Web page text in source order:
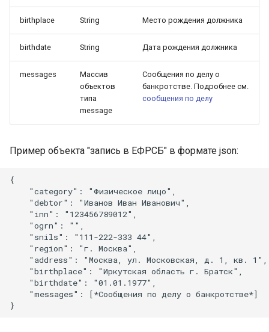
birthplace String Место рождения должника
birthdate String Дата рождения должника
messages
Массив
объектов
типа
message
Сообщения по делу о
банкротстве. Подробнее см.
сообщения по делу
Пример объекта "запись в ЕФРСБ" в формате json:
{
    "category": "Физическое лицо",
    "debtor": "Иванов Иван Иванович",
    "inn": "123456789012",
    "ogrn": "",
    "snils": "111-222-333 44",
    "region": "г. Москва",
    "address": "Москва, ул. Московская, д. 1, кв. 1",
    "birthplace": "Иркутская область г. Братск",
    "birthdate": "01.01.1977",
    "messages": [*Сообщения по делу о банкротстве*]